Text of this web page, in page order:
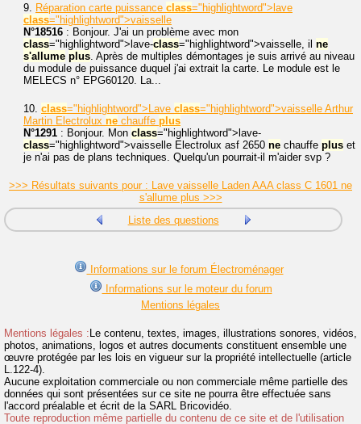
9. Réparation carte puissance class="highlightword">lave
class="highlightword">vaisselle
N°18516 : Bonjour. J'ai un problème avec mon
class="highlightword">lave-class="highlightword">vaisselle, il ne
s'allume plus . Après de multiples démontages je suis arrivé au niveau
du module de puissance duquel j'ai extrait la carte. Le module est le
MELECS n° EPG60120. La...
10. class="highlightword">Lave class="highlightword">vaisselle Arthur
Martin Electrolux ne chauffe plus
N°1291 : Bonjour. Mon class="highlightword">lave-
class="highlightword">vaisselle Electrolux asf 2650 ne chauffe plus et
je n'ai pas de plans techniques. Quelqu'un pourrait-il m'aider svp ?
>>> Résultats suivants pour : Lave vaisselle Laden AAA class C 1601 ne
s'allume plus >>>
Liste des questions
Informations sur le forum Électroménager
Informations sur le moteur du forum
Mentions légales
Mentions légales : Le contenu, textes, images, illustrations sonores, vidéos,
photos, animations, logos et autres documents constituent ensemble une
œuvre protégée par les lois en vigueur sur la propriété intellectuelle (article
L.122-4).
Aucune exploitation commerciale ou non commerciale même partielle des
données qui sont présentées sur ce site ne pourra être effectuée sans
l'accord préalable et écrit de la SARL Bricovidéo.
Toute reproduction même partielle du contenu de ce site et de l'utilisation